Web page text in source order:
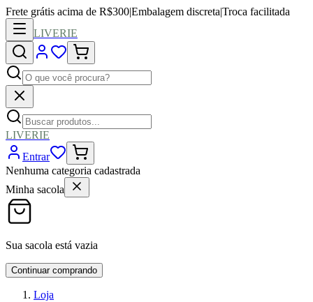
Frete grátis acima de R$300|Embalagem discreta|Troca facilitada
LIVERIE
LIVERIE
Entrar
Nenhuma categoria cadastrada
Minha sacola
Sua sacola está vazia
Continuar comprando
Loja